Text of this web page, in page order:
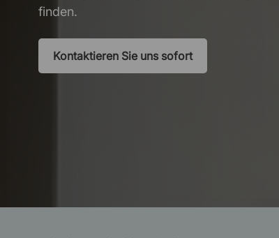
finden.
Kontaktieren Sie uns sofort